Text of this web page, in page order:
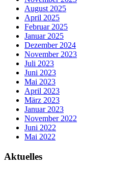
August 2025
April 2025
Februar 2025
Januar 2025
Dezember 2024
November 2023
Juli 2023
Juni 2023
Mai 2023
April 2023
März 2023
Januar 2023
November 2022
Juni 2022
Mai 2022
Aktuelles